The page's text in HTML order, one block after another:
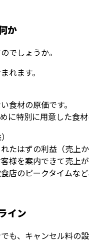
か
でしょうか。
れます。
食材の原価です。
に特別に用意した食
たはずの利益（売上
様を案内できて売上
店のピークタイムな
イン
も、キャンセル料の